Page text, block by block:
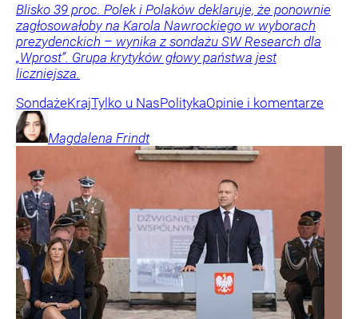
Blisko 39 proc. Polek i Polaków deklaruje, że ponownie
zagłosowałoby na Karola Nawrockiego w wyborach
prezydenckich – wynika z sondażu SW Research dla
„Wprost”. Grupa krytyków głowy państwa jest
liczniejsza.
SondażeKrajTylko u NasPolitykaOpinie i komentarze
Magdalena Frindt